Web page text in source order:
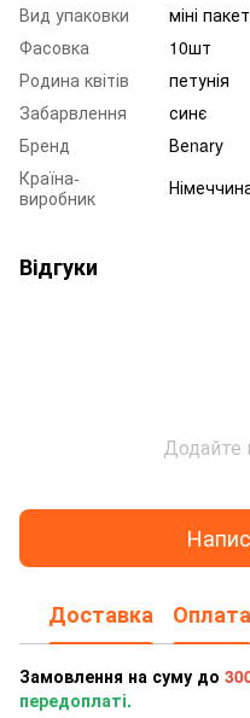
Вид упаковки
міні пакет
Фасовка
10шт
Родина квітів
петунія
Забарвлення
синє
Бренд
Веnary
Країна-
виробник
Відгуки
Додайте
Доставка Оплата
Замовлення на суму до
передоплаті.